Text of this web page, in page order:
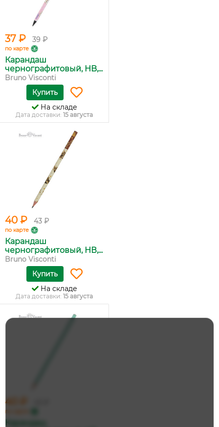
37 ₽ 39 ₽
по карте
Карандаш
чернографитовый, HB,...
Bruno Visconti
Купить
На складе
Дата доставки: 15 августа
40 ₽ 43 ₽
по карте
Карандаш
чернографитовый, НВ,...
Bruno Visconti
Купить
На складе
Дата доставки: 15 августа
40 ₽
по карте
Карандаш